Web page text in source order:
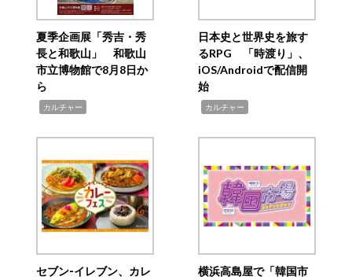
夏季企画展「秀吉・秀
長と和歌山」 和歌山
市立博物館で8月8日か
ら
カルチャー
日本史と世界史を旅す
るRPG 「時渡り」、
iOS/Androidで配信開
始
カルチャー
セブン‐イレブン、カレ
横浜高島屋で「韓国市